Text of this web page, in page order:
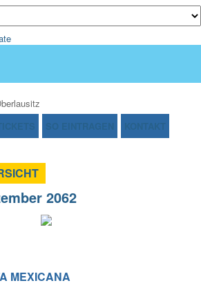
TICKETS SO EINTRAGEN KONTAKT
2062
MEXICANA